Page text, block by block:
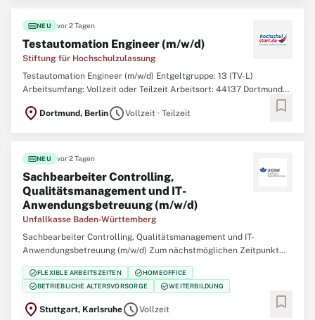
fiber_newNEU vor 2 Tagen
Testautomation Engineer (m/w/d)
Stiftung für Hochschulzulassung
Testautomation Engineer (m/w/d) Entgeltgruppe: 13 (TV-L)
Arbeitsumfang: Vollzeit oder Teilzeit Arbeitsort: 44137 Dortmund
oder 10117 Berlin Ihnen liegt Bildungsgerechtigkeit am Herzen und
Sie möchten die digitale Transformation der Studienplatzvergabe
location_on Dortmund, BerlinscheduleVollzeit · Teilzeit bookmark
fiber_newNEU vor 2 Tagen
Sachbearbeiter Controlling,
Qualitätsmanagement und IT-
Anwendungsbetreuung (m/w/d)
Unfallkasse Baden-Württemberg
Sachbearbeiter Controlling, Qualitätsmanagement und IT-
Anwendungsbetreuung (m/w/d) Zum nächstmöglichen Zeitpunkt
suchen wir unbefristet für unseren Standort in Stuttgart oder
Karlsruhe einen Sachbearbeiter Controlling, Qualitätsmanagement
und IT-Anwendungsbetreuung (m/w/d). Herzlich
check_circleFLEXIBLE ARBEITSZEITEN check_circleHOMEOFFICE
check_circleBETRIEBLICHE ALTERSVORSORGE check_circleWEITERBILDUNG
location_on Stuttgart, KarlsruhescheduleVollzeit bookmark